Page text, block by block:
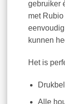
gebruiker
met
kunnen
Het is
Alle